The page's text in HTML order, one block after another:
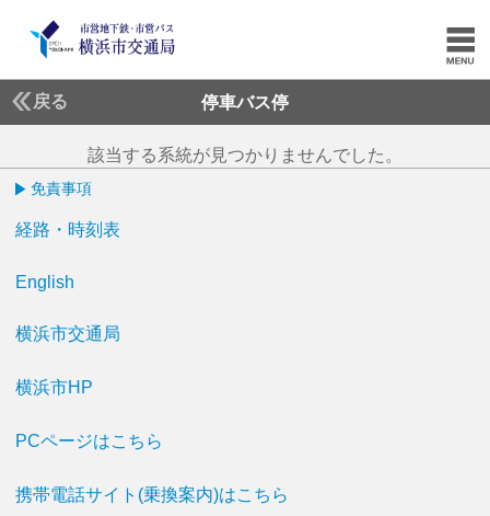
戻る 停車バス停
該当する系統が見つかりませんでした。
免責事項
経路・時刻表
English
横浜市交通局
横浜市HP
PCページはこちら
携帯電話サイト(乗換案内)はこちら